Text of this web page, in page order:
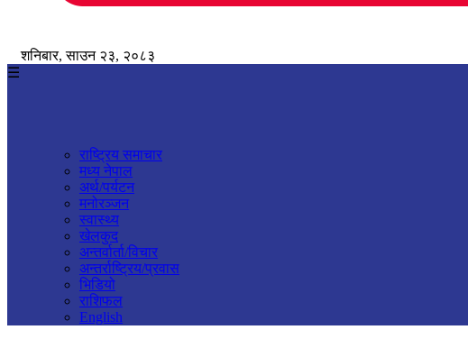
शनिबार, साउन २३, २०८३
☰
राष्ट्रिय समाचार
मध्य नेपाल
अर्थ/पर्यटन
मनोरञ्जन
स्वास्थ्य
खेलकुद
अन्तर्वार्ता/विचार
अन्तर्राष्ट्रिय/प्रवास
भिडियो
राशिफल
English